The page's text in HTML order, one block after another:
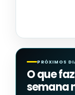
PRÓXIMOS
O que
semana